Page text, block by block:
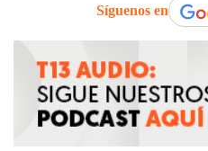
Síguenos en